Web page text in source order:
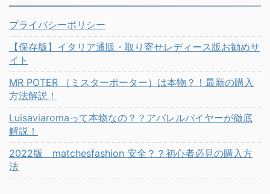
プライバシーポリシー
【保存版】イタリア通販・取り寄せレディース版お勧めサ
イト
MR POTER （ミスターポーター）は本物？！最新の購入
方法解説！
Luisaviaromaって本物なの？？アパレルバイヤーが徹底
解説！
2022版 matchesfashion 安全？？初心者必見の購入方
法